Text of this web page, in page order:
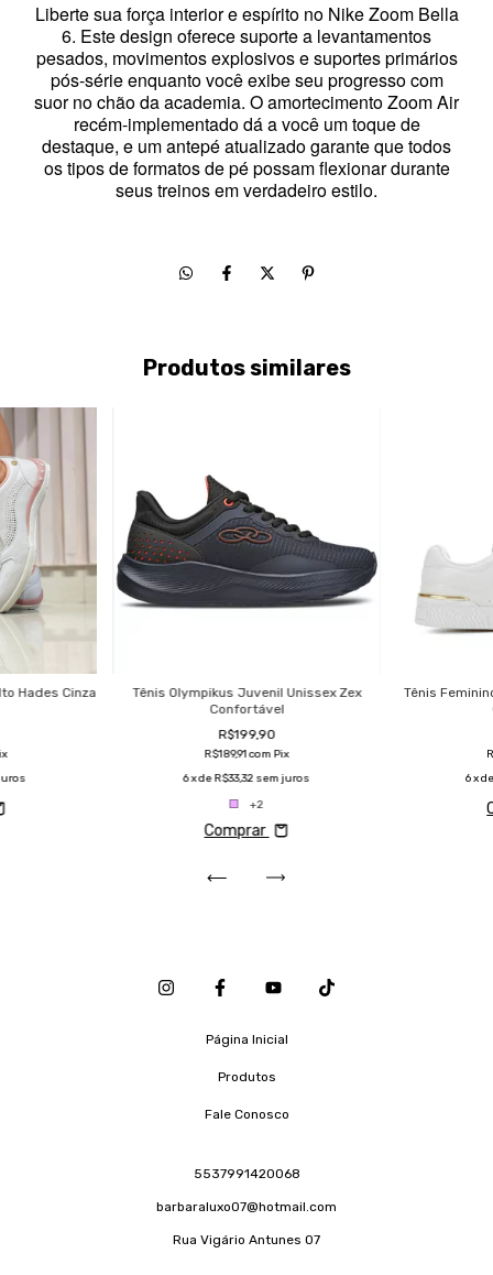
Liberte sua força interior e espírito no Nike Zoom Bella
6. Este design oferece suporte a levantamentos
pesados, movimentos explosivos e suportes primários
pós-série enquanto você exibe seu progresso com
suor no chão da academia. O amortecimento Zoom Air
recém-implementado dá a você um toque de
destaque, e um antepé atualizado garante que todos
os tipos de formatos de pé possam flexionar durante
seus treinos em verdadeiro estilo.
Produtos similares
Hades Cinza
Tênis Olympikus Juvenil Unissex Zex
Confortável
R$199,90
R$189,91com Pix
6x de R$33,32 sem juros
+2
Comprar
Tênis
6 x
Página Inicial
Produtos
Fale Conosco
5537991420068
barbaraluxo07@hotmail.com
Rua Vigário Antunes 07